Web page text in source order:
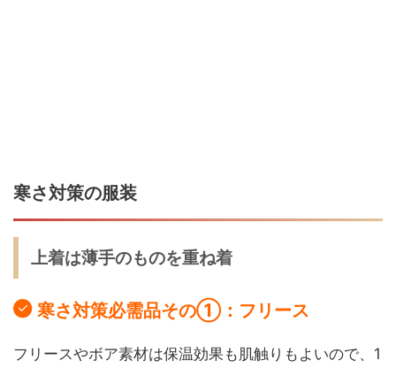
寒さ対策の服装
上着は薄手のものを重ね着
寒さ対策必需品その①：フリース
フリースやボア素材は保温効果も肌触りもよいので、1